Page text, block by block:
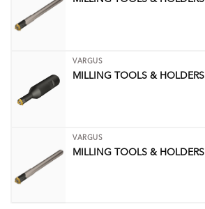
VARGUS
MILLING TOOLS & HOLDERS
VARGUS
MILLING TOOLS & HOLDERS